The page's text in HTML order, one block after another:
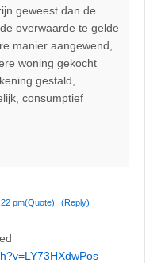
geweest dan de
overwaarde te gelde
manier aangewend,
woning gekocht
gestald,
consumptief
pm(Quote) (Reply)